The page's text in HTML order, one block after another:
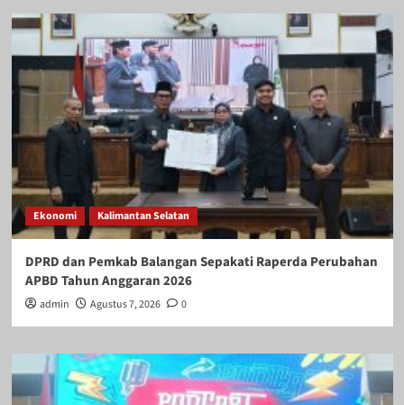
Ekonomi Kalimantan Selatan
DPRD dan Pemkab Balangan Sepakati Raperda Perubahan
APBD Tahun Anggaran 2026
admin Agustus 7, 2026 0